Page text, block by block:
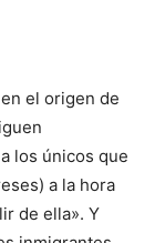
el origen de
los únicos que
a la hora
de ella». Y